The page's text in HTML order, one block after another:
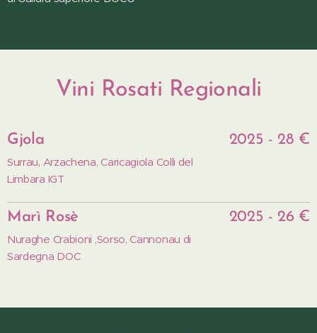
Vini Rosati Regionali
Gjola
Surrau, Arzachena, Caricagiola Colli del
Limbara IGT
2025 - 28 €
Marì Rosè
Nuraghe Crabioni ,Sorso, Cannonau di
Sardegna DOC
2025 - 26 €